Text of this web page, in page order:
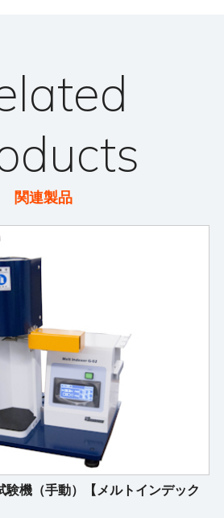
関連製品
験機（手動）【メルトインデック